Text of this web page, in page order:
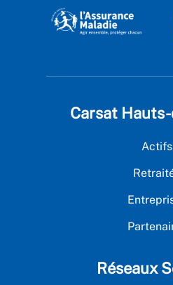
Carsat
Actifs
Réseaux